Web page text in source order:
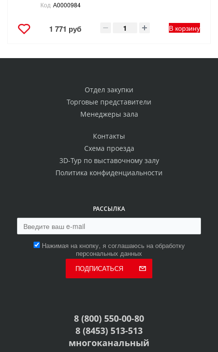
Код А0000984
1 771 руб В корзину
Отдел закупки
Торговые представители
Менеджеры зала
Контакты
Схема проезда
3D-Тур по выставочному залу
Политика конфиденциальности
РАССЫЛКА
Нажимая на кнопку, я соглашаюсь на обработку
персональных данных
ПОДПИСАТЬСЯ
8 (800) 550-00-80
8 (8453) 513-513
многоканальный